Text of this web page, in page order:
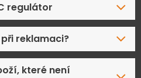
regulátor
reklamaci?
které není